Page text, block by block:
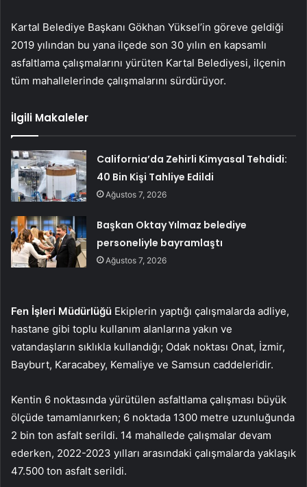
Kartal Belediye Başkanı Gökhan Yüksel’in göreve geldiği
2019 yılından bu yana ilçede son 30 yılın en kapsamlı
asfaltlama çalışmalarını yürüten Kartal Belediyesi, ilçenin
tüm mahallelerinde çalışmalarını sürdürüyor.
İlgili Makaleler
California’da Zehirli Kimyasal Tehdidi:
40 Bin Kişi Tahliye Edildi
Ağustos 7, 2026
Başkan Oktay Yılmaz belediye
personeliyle bayramlaştı
Ağustos 7, 2026
Fen İşleri Müdürlüğü Ekiplerin yaptığı çalışmalarda adliye,
hastane gibi toplu kullanım alanlarına yakın ve
vatandaşların sıklıkla kullandığı; Odak noktası Onat, İzmir,
Bayburt, Karacabey, Kemaliye ve Samsun caddeleridir.
Kentin 6 noktasında yürütülen asfaltlama çalışması büyük
ölçüde tamamlanırken; 6 noktada 1300 metre uzunluğunda
2 bin ton asfalt serildi. 14 mahallede çalışmalar devam
ederken, 2022-2023 yılları arasındaki çalışmalarda yaklaşık
47.500 ton asfalt serildi.